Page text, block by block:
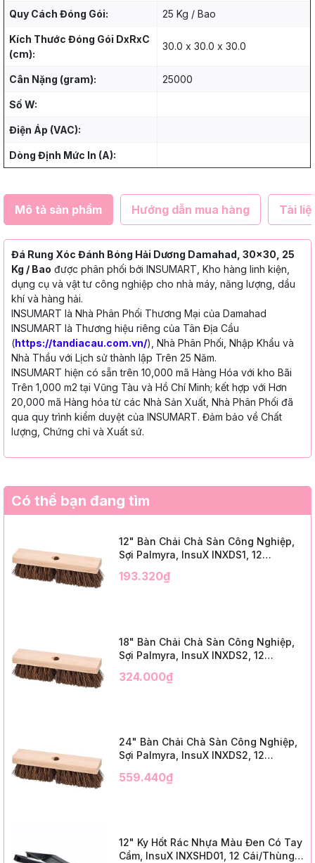
Quy Cách Đóng Gói: 25 Kg / Bao
Kích Thước Đóng Gói DxRxC
(cm):
30.0 x 30.0 x 30.0
Cân Nặng (gram): 25000
Số W:
Điện Áp (VAC):
Dòng Định Mức In (A):
Mô tả sản phẩm Hướng dẫn mua hàng Tài
Đá Rung Xóc Đánh Bóng Hải Dương Damahad, 30x30, 25
Kg / Bao được phân phối bởi INSUMART, Kho hàng linh kiện,
dụng cụ và vật tư công nghiệp cho nhà máy, năng lượng, dầu
khí và hàng hải.
INSUMART là Nhà Phân Phối Thương Mại của Damahad
INSUMART là Thương hiệu riêng của Tân Địa Cầu
(https://tandiacau.com.vn/), Nhà Phân Phối, Nhập Khẩu và
Nhà Thầu với Lịch sử thành lập Trên 25 Năm.
INSUMART hiện có sẵn trên 10,000 mã Hàng Hóa với kho Bãi
Trên 1,000 m2 tại Vũng Tàu và Hồ Chí Minh; kết hợp với Hơn
20,000 mã Hàng hóa từ các Nhà Sản Xuất, Nhà Phân Phối đã
qua quy trình kiểm duyệt của INSUMART. Đảm bảo về Chất
lượng, Chứng chỉ và Xuất sứ.
Có thể bạn đang tìm
12" Bàn Chải Chà Sàn Công Nghiệp,
Sợi Palmyra, InsuX INXDS1, 12
Trim)
193.320₫
18" Bàn Chải Chà Sàn Công Nghiệp,
Sợi Palmyra, InsuX INXDS2, 12
Trim)
324.000₫
24" Bàn Chải Chà Sàn Công Nghiệp,
Sợi Palmyra, InsuX INXDS2, 12
3" Trim)
559.440₫
12" Ky Hốt Rác Nhựa Màu Đen Có Tay
Cầm, InsuX INXSHD01, 12 Cái/Thùng,